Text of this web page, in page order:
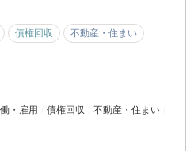
債権回収
不動産・住まい
・雇用 債権回収
不動産・住まい